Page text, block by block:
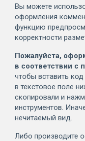
Вы можете
оформления
функцию
корректности
Пожалуйста,
в соответствии с
чтобы вставить
в текстовое поле
скопировали и
инструментов.
нечитаемый вид.
Либо производите